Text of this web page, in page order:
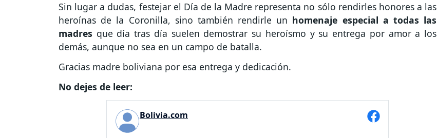
Sin lugar a dudas, festejar el Día de la Madre representa no sólo rendirles honores a las
heroínas de la Coronilla, sino también rendirle un homenaje especial a todas las
madres que día tras día suelen demostrar su heroísmo y su entrega por amor a los
demás, aunque no sea en un campo de batalla.
Gracias madre boliviana por esa entrega y dedicación.
No dejes de leer:
Bolivia.com